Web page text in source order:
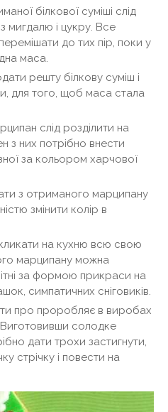
білкової суміші слід
і цукру. Все
до тих пір, поки у
маса.
решту білкову суміш і
для того, щоб маса стала
слід розділити на
з них потрібно внести
за кольором харчової
з отриманого марципану
змінити колір в
на кухню всю свою
марципану можна
за формою прикраси на
симпатичних сніговиків.
про проробляє в виробах
Виготовивши солодке
дати трохи застигнути,
стрічку і повести на